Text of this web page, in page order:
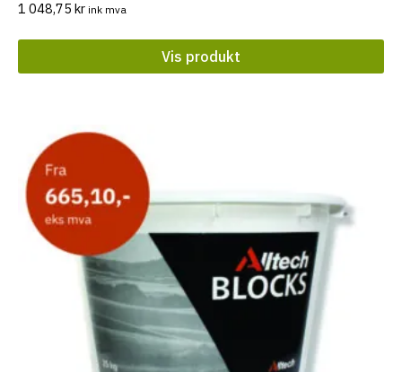
1 048,75 kr ink mva
Vis produkt